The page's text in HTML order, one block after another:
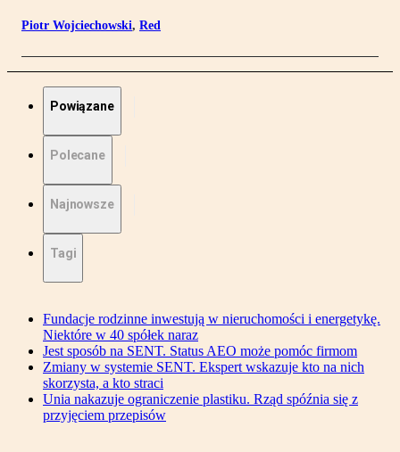
Piotr Wojciechowski, Red
Powiązane
Polecane
Najnowsze
Tagi
Fundacje rodzinne inwestują w nieruchomości i energetykę.
Niektóre w 40 spółek naraz
Jest sposób na SENT. Status AEO może pomóc firmom
Zmiany w systemie SENT. Ekspert wskazuje kto na nich
skorzysta, a kto straci
Unia nakazuje ograniczenie plastiku. Rząd spóźnia się z
przyjęciem przepisów